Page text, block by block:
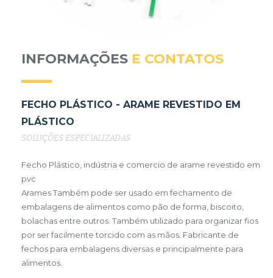
INFORMAÇÕES E CONTATOS
FECHO PLÁSTICO - ARAME REVESTIDO EM
PLÁSTICO
SOLUÇÕES ESPECIALIZADAS
Fecho Plástico, indústria e comercio de arame revestido em
pvc
Arames Também pode ser usado em fechamento de
embalagens de alimentos como pão de forma, biscoito,
bolachas entre outros. Também utilizado para organizar fios
por ser facilmente torcido com as mãos. Fabricante de
fechos para embalagens diversas e principalmente para
alimentos.